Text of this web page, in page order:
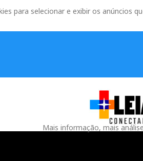
para selecionar e exibir os anúncios
Mais informação, mais